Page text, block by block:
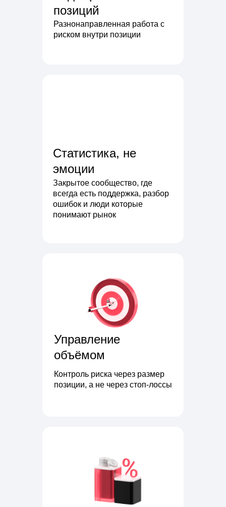
позиций
Разнонаправленная работа с
риском внутри позиции
Статистика, не
эмоции
Закрытое сообщество, где
всегда есть поддержка, разбор
ошибок и люди которые
понимают рынок
Управление
объёмом
Контроль риска через размер
позиции, а не через стоп-лоссы